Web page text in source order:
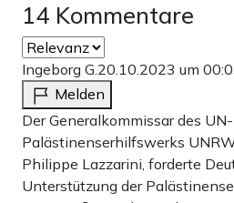
14 Kommentare
Ingeborg G.20.10.2023 um
Melden
Der Generalkommissar des UN-
Palästinenserhilfswerks
Philippe Lazzarini, forderte
Unterstützung der